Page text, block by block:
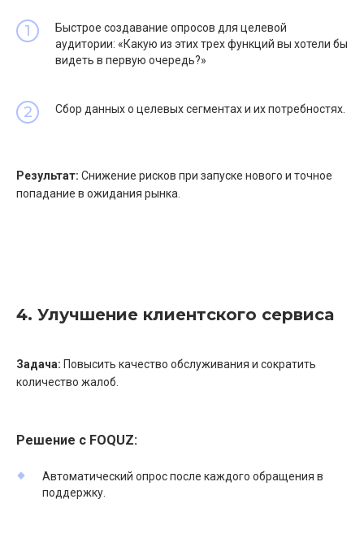
Быстрое создавание опросов для целевой
аудитории: «Какую из этих трех функций вы хотели бы
видеть в первую очередь?»
Сбор данных о целевых сегментах и их потребностях.
Результат: Снижение рисков при запуске нового и точное
попадание в ожидания рынка.
4. Улучшение клиентского сервиса
Задача: Повысить качество обслуживания и сократить
количество жалоб.
Решение с FOQUZ:
Автоматический опрос после каждого обращения в
поддержку.